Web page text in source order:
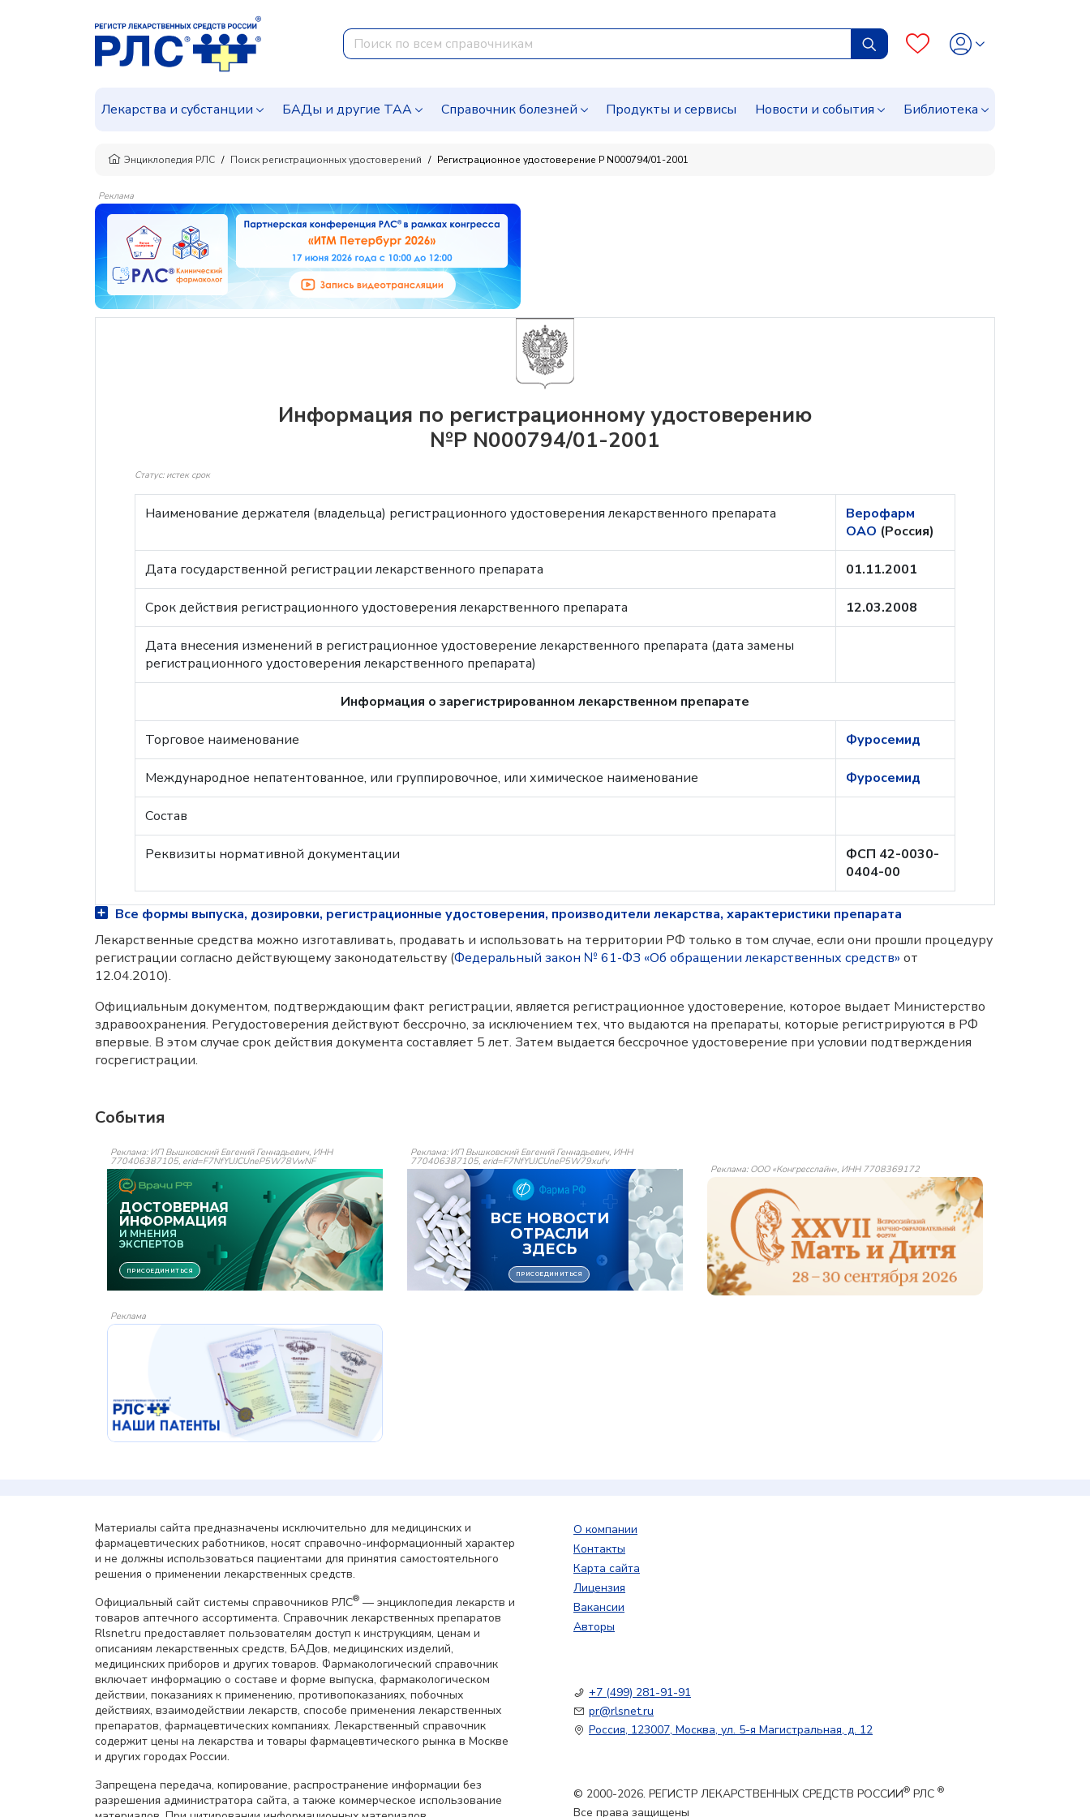
Лекарства и субстанции БАДы и другие ТАА Справочник болезней Продукты и сервисы Новости и события Библиотека
Энциклопедия РЛС Поиск регистрационных удостоверений Регистрационное удостоверение Р N000794/01-2001
Реклама
Информация по регистрационному удостоверению
№Р N000794/01-2001
Статус: истек срок
Наименование держателя (владельца) регистрационного удостоверения лекарственного препарата
Верофарм
ОАО (Россия)
Дата государственной регистрации лекарственного препарата 01.11.2001
Срок действия регистрационного удостоверения лекарственного препарата 12.03.2008
Дата внесения изменений в регистрационное удостоверение лекарственного препарата (дата замены
регистрационного удостоверения лекарственного препарата)
Информация о зарегистрированном лекарственном препарате
Торговое наименование Фуросемид
Международное непатентованное, или группировочное, или химическое наименование Фуросемид
Состав
Реквизиты нормативной документации
ФСП 42-0030-
0404-00
Все формы выпуска, дозировки, регистрационные удостоверения, производители лекарства, характеристики препарата
Лекарственные средства можно изготавливать, продавать и использовать на территории РФ только в том случае, если они прошли процедуру
регистрации согласно действующему законодательству (Федеральный закон № 61-ФЗ «Об обращении лекарственных средств» от
12.04.2010).
Официальным документом, подтверждающим факт регистрации, является регистрационное удостоверение, которое выдает Министерство
здравоохранения. Регудостоверения действуют бессрочно, за исключением тех, что выдаются на препараты, которые регистрируются в РФ
впервые. В этом случае срок действия документа составляет 5 лет. Затем выдается бессрочное удостоверение при условии подтверждения
госрегистрации.
События
Реклама: ИП Вышковский Евгений Геннадьевич, ИНН
770406387105, erid=F7NfYUJCUneP5W78VwNF
Реклама: ИП Вышковский Евгений Геннадьевич, ИНН
770406387105, erid=F7NfYUJCUneP5W79xufv
Реклама: ООО «Конгресслайн», ИНН 7708369172
Реклама
Материалы сайта предназначены исключительно для медицинских и
фармацевтических работников, носят справочно-информационный характер
и не должны использоваться пациентами для принятия самостоятельного
решения о применении лекарственных средств.
Официальный сайт системы справочников РЛС® — энциклопедия лекарств и
товаров аптечного ассортимента. Справочник лекарственных препаратов
Rlsnet.ru предоставляет пользователям доступ к инструкциям, ценам и
описаниям лекарственных средств, БАДов, медицинских изделий,
медицинских приборов и других товаров. Фармакологический справочник
включает информацию о составе и форме выпуска, фармакологическом
действии, показаниях к применению, противопоказаниях, побочных
действиях, взаимодействии лекарств, способе применения лекарственных
препаратов, фармацевтических компаниях. Лекарственный справочник
содержит цены на лекарства и товары фармацевтического рынка в Москве
и других городах России.
Запрещена передача, копирование, распространение информации без
разрешения администратора сайта, а также коммерческое использование
О компании
Контакты
Карта сайта
Лицензия
Вакансии
Авторы
+7 (499) 281-91-91
pr@rlsnet.ru
Россия, 123007, Москва, ул. 5-я Магистральная, д. 12
© 2000-2026. РЕГИСТР ЛЕКАРСТВЕННЫХ СРЕДСТВ РОССИИ® РЛС ®
Все права защищены